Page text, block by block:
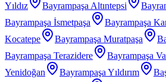
Yıldız
Bayrampaşa Altıntepsi
Bayrampaşa İsmetpaşa
Bayrampaşa
Kocatepe
Bayrampaşa Muratpaşa
Bayrampaşa Terazidere
Bayrampaşa
Yenidoğan
Bayrampaşa Yıldırım